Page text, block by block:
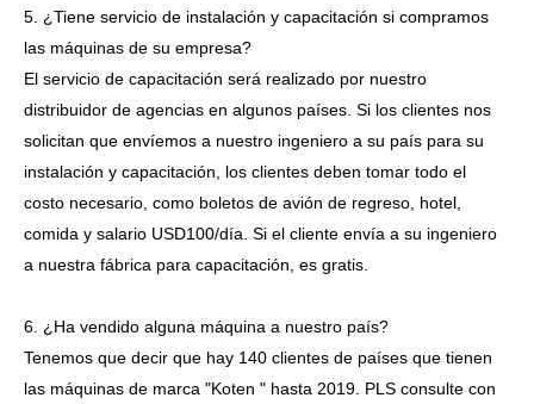
5. ¿Tiene servicio de instalación y capacitación si compramos
las máquinas de su empresa?
El servicio de capacitación será realizado por nuestro
distribuidor de agencias en algunos países. Si los clientes nos
solicitan que envíemos a nuestro ingeniero a su país para su
instalación y capacitación, los clientes deben tomar todo el
costo necesario, como boletos de avión de regreso, hotel,
comida y salario USD100/día. Si el cliente envía a su ingeniero
a nuestra fábrica para capacitación, es gratis.
6. ¿Ha vendido alguna máquina a nuestro país?
Tenemos que decir que hay 140 clientes de países que tienen
las máquinas de marca "Koten " hasta 2019. PLS consulte con